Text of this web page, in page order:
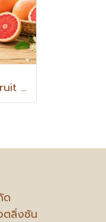
Concentrate Grapefruit with PULP เกรปฟรุต วิท พัลพ์ น้ำเกรปฟรุตเข้มข้นผสมเนื้อเกรปฟรุต 1.2 Kg.
ด
ลิ่งชัน